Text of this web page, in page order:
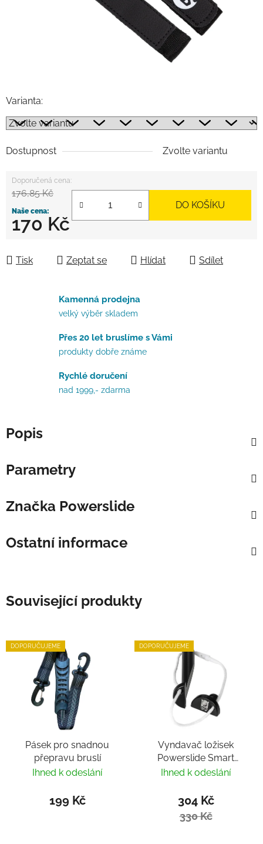
Varianta:
Dostupnost Zvolte variantu
176,85 Kč
170 Kč
DO KOŠÍKU
Tisk Zeptat se Hlídat Sdílet
Kamenná prodejna
velký výběr skladem
Přes 20 let bruslíme s Vámi
produkty dobře známe
Rychlé doručení
nad 1999,- zdarma
Popis
Parametry
Značka Powerslide
Ostatní informace
Související produkty
DOPORUČUJEME
Pásek pro snadnou
přepravu bruslí
Ihned k odeslání
199 Kč
DOPORUČUJEME
Vyndavač ložisek
Powerslide Smart
Bearing Remover by
Ihned k odeslání
304 Kč
330 Kč